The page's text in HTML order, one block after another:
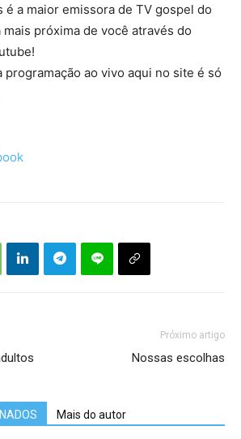
é a maior emissora de TV gospel do
próxima de você através do
programação ao vivo aqui no site é só
Próximo artigo
Nossas escolhas
Mais do autor